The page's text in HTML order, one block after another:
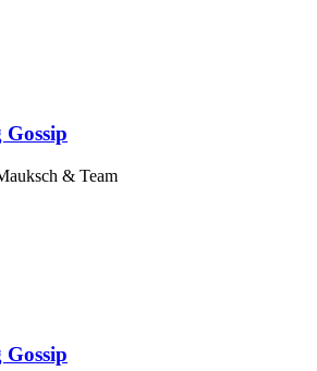
Gossip
& Team
Gossip